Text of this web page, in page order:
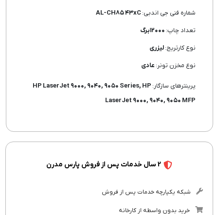
شماره فنی جی اندبی:
تعداد چاپ:
نوع کارتریج:لیزری
نوع مخزن تونر: عادی
پرینترهای سازگار: HP LaserJet ۹۰۰۰, ۹۰۴۰, ۹۰۵۰ Series, HP
LaserJet ۹۰۰۰, ۹۰۴۰, ۹۰۵۰ MFP
2 سال خدمات پس از فروش پارس مدرن
شبکه یکپارچه خدمات پس از فروش
خرید بدون واسطه از کارخانه